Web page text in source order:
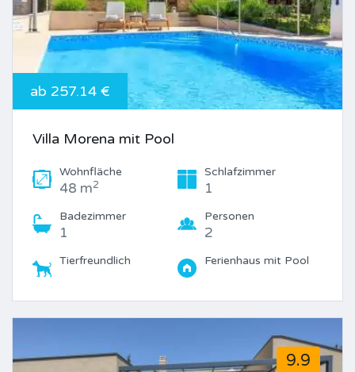
ab 257.14 €
Villa Morena mit Pool
Wohnfläche
48 m2
Schlafzimmer
1
Badezimmer
1
Personen
2
Tierfreundlich Ferienhaus mit Pool
9.9